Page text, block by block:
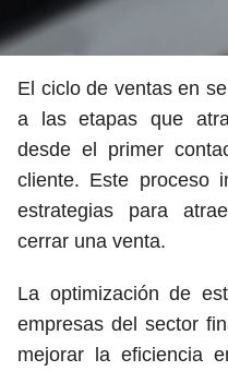
El ciclo de ventas en
a las etapas que
desde el primer
cliente. Este proceso
estrategias para
cerrar una venta.
La optimización de
empresas del sector
mejorar la eficiencia